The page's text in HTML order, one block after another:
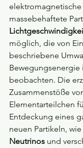
massebehaftete
möglich, die von
beschriebene
Bewegungsenergie
beobachten. Die
Zusammenstöße
Elementarteilchen
Entdeckung eines
neuen Partikeln, wie
Neutrinos und